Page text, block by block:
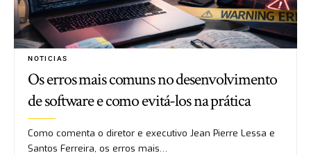
NOTICIAS
Os erros mais comuns no desenvolvimento
de software e como evitá-los na prática
Como comenta o diretor e executivo Jean Pierre Lessa e
Santos Ferreira, os erros mais…